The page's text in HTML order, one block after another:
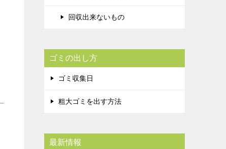
回収出来ないもの
ゴミの出し方
ゴミ収集日
粗大ゴミを出す方法
最新情報